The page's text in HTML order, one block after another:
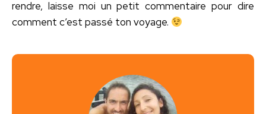
rendre, laisse moi un petit commentaire pour dire
comment c’est passé ton voyage.